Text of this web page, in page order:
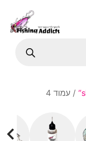
/ עמוד 4